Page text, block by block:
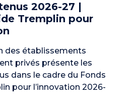
2026-27 |
Tremplin pour
des établissements
privés présente les
dans le cadre du Fonds
pour l’innovation 2026-